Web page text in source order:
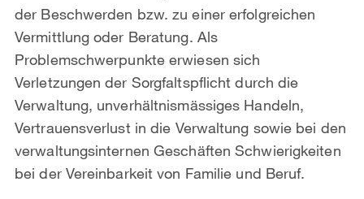
der Beschwerden bzw. zu einer erfolgreichen
Vermittlung oder Beratung. Als
Problemschwerpunkte erwiesen sich
Verletzungen der Sorgfaltspflicht durch die
Verwaltung, unverhältnismässiges Handeln,
Vertrauensverlust in die Verwaltung sowie bei den
verwaltungsinternen Geschäften Schwierigkeiten
bei der Vereinbarkeit von Familie und Beruf.